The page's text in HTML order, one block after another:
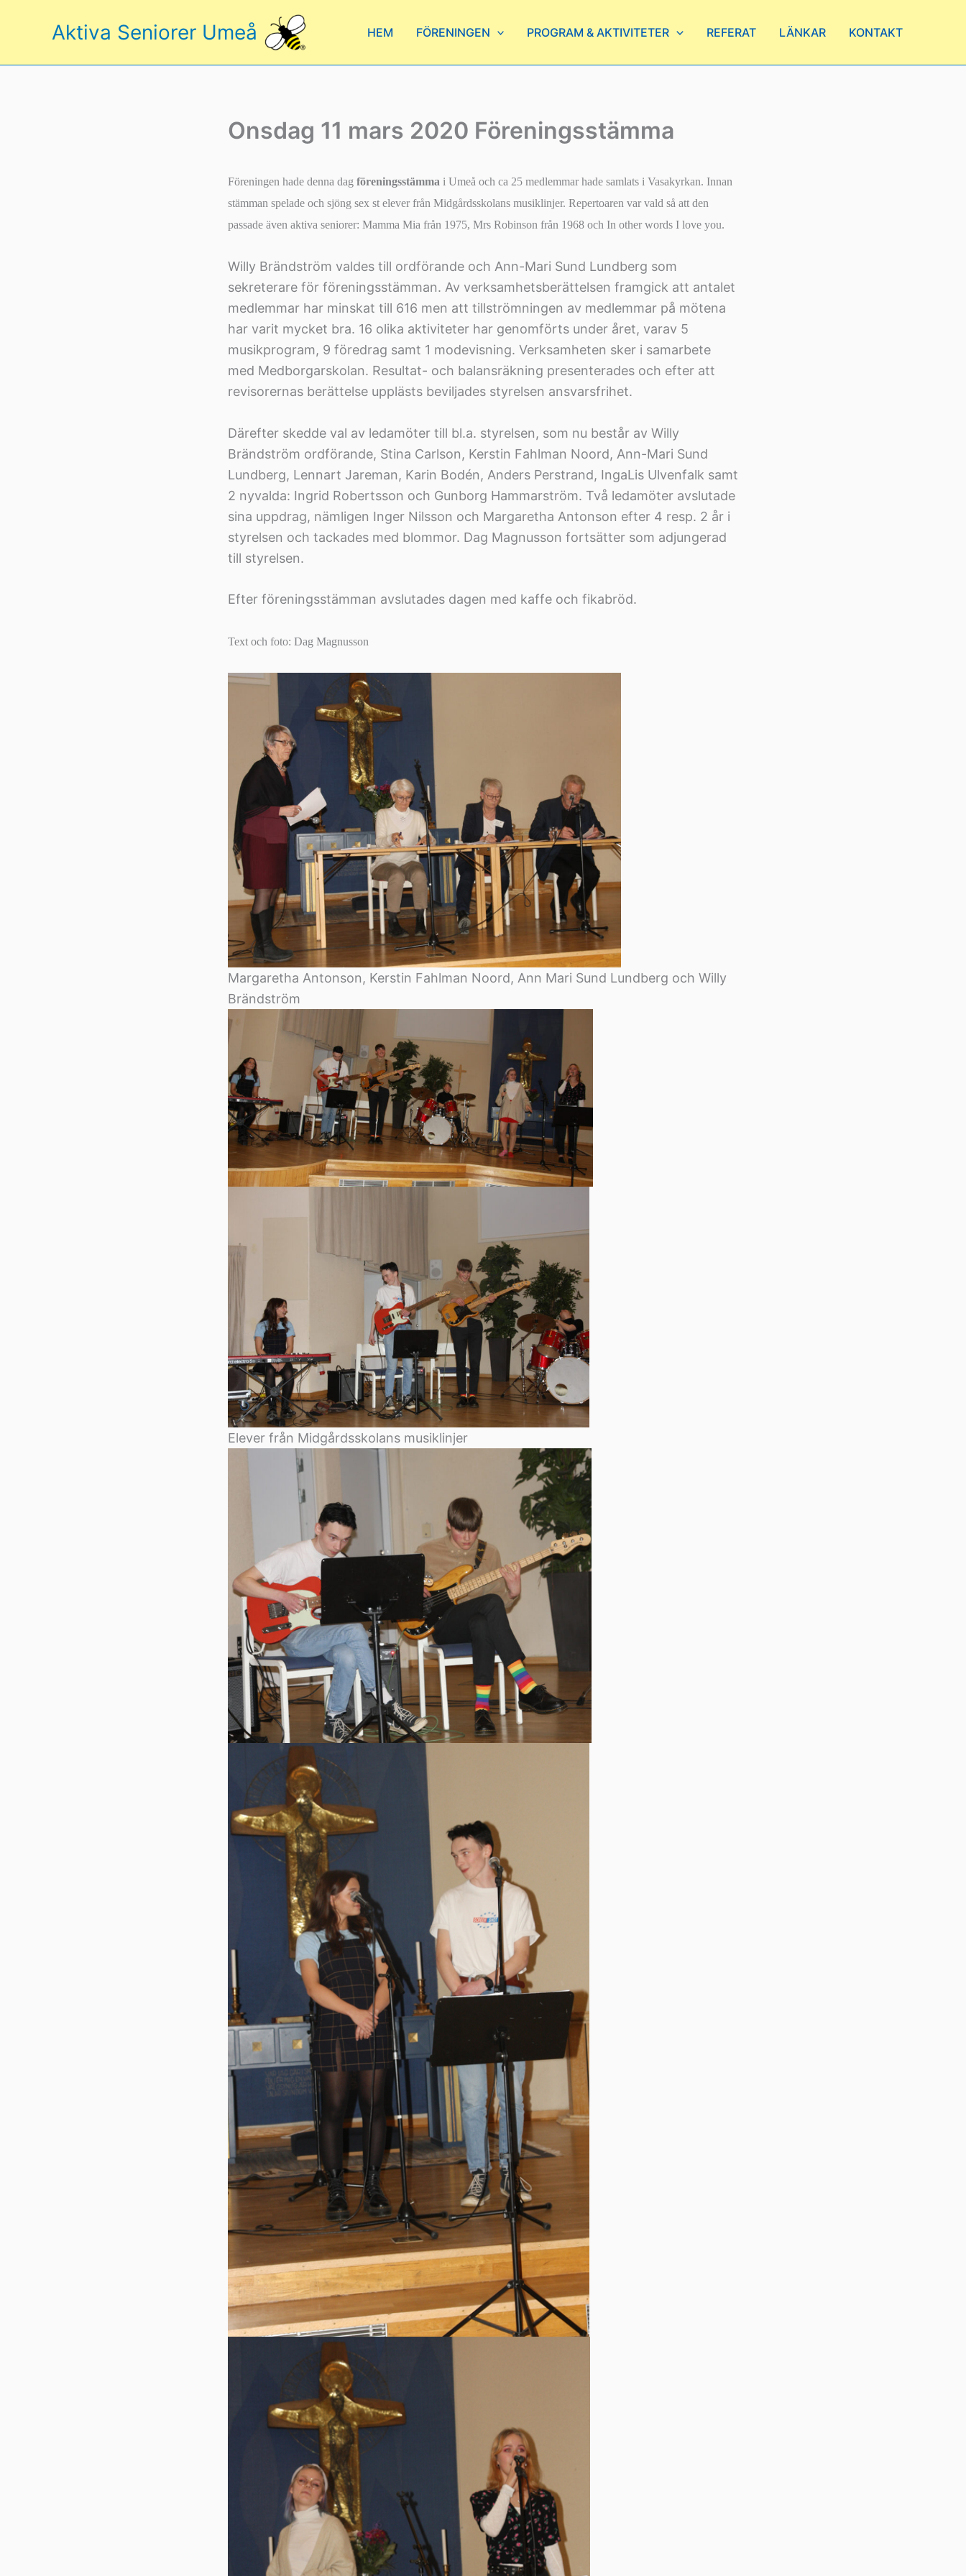
Aktiva Seniorer Umeå HEM FÖRENINGEN PROGRAM & AKTIVITETER REFERAT LÄNKAR KONTAKT
Onsdag 11 mars 2020 Föreningsstämma
Föreningen hade denna dag föreningsstämma i Umeå och ca 25 medlemmar hade samlats i Vasakyrkan. Innan
stämman spelade och sjöng sex st elever från Midgårdsskolans musiklinjer. Repertoaren var vald så att den
passade även aktiva seniorer: Mamma Mia från 1975, Mrs Robinson från 1968 och In other words I love you.
Willy Brändström valdes till ordförande och Ann-Mari Sund Lundberg som
sekreterare för föreningsstämman. Av verksamhetsberättelsen framgick att antalet
medlemmar har minskat till 616 men att tillströmningen av medlemmar på mötena
har varit mycket bra. 16 olika aktiviteter har genomförts under året, varav 5
musikprogram, 9 föredrag samt 1 modevisning. Verksamheten sker i samarbete
med Medborgarskolan. Resultat- och balansräkning presenterades och efter att
revisorernas berättelse upplästs beviljades styrelsen ansvarsfrihet.
Därefter skedde val av ledamöter till bl.a. styrelsen, som nu består av Willy
Brändström ordförande, Stina Carlson, Kerstin Fahlman Noord, Ann-Mari Sund
Lundberg, Lennart Jareman, Karin Bodén, Anders Perstrand, IngaLis Ulvenfalk samt
2 nyvalda: Ingrid Robertsson och Gunborg Hammarström. Två ledamöter avslutade
sina uppdrag, nämligen Inger Nilsson och Margaretha Antonson efter 4 resp. 2 år i
styrelsen och tackades med blommor. Dag Magnusson fortsätter som adjungerad
till styrelsen.
Efter föreningsstämman avslutades dagen med kaffe och fikabröd.
Text och foto: Dag Magnusson
Margaretha Antonson, Kerstin Fahlman Noord, Ann Mari Sund Lundberg och Willy
Brändström
Elever från Midgårdsskolans musiklinjer